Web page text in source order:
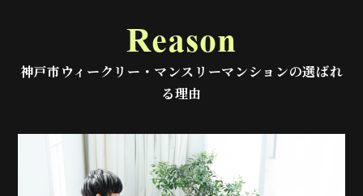
Reason
神戸市ウィークリー・マンスリーマンションの選ばれ
る理由